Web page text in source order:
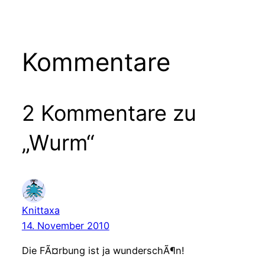
Kommentare
2 Kommentare zu
„Wurm“
Knittaxa
14. November 2010
Die FÃ¤rbung ist ja wunderschÃ¶n!